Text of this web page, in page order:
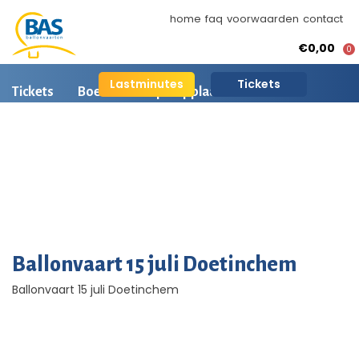
home faq voorwaarden contact
Lastminutes Tickets
€0,00 0
Tickets Boeken Opstapplaatsen
Ballonvaart 15 juli Doetinchem
Ballonvaart 15 juli Doetinchem